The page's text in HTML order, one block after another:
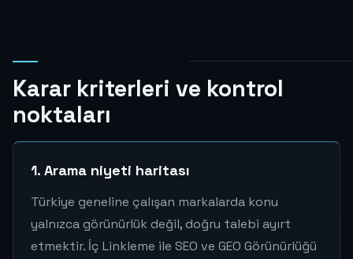
Karar kriterleri ve kontrol
noktaları
1. Arama niyeti haritası
Türkiye geneline çalışan markalarda konu
yalnızca görünürlük değil, doğru talebi ayırt
etmektir. İç Linkleme ile SEO ve GEO Görünürlüğü